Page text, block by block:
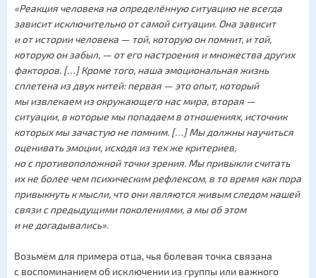
«Реакция человека на определённую ситуацию не всегда
зависит исключительно от самой ситуации. Она зависит
и от истории человека — той, которую он помнит, и той,
которую он забыл, — от его настроения и множества других
факторов. […] Кроме того, наша эмоциональная жизнь
сплетена из двух нитей: первая — это опыт, который
мы извлекаем из окружающего нас мира, вторая —
ситуации, в которые мы попадаем в отношениях, источник
которых мы зачастую не помним. […] Мы должны научиться
оценивать эмоции, исходя из тех же критериев,
но с противоположной точки зрения. Мы привыкли считать
их не более чем психическим рефлексом, в то время как пора
привыкнуть к мысли, что они являются живым следом нашей
связи с предыдущими поколениями, а мы об этом
и не догадывались».
Возьмём для примера отца, чья болевая точка связана
с воспоминанием об исключении из группы или важного